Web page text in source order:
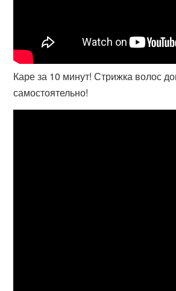
Каре за 10 минут! Стрижка волос
самостоятельно!